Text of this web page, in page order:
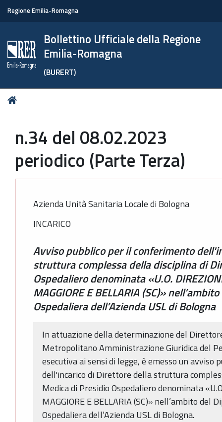
Regione Emilia-Romagna
Bollettino Ufficiale della Regione
Emilia-Romagna
(BURERT)
Tu
n.34 del 08.02.2023
periodico (Parte Terza)
Azienda Unità Sanitaria Locale di Bologna
INCARICO
Avviso pubblico per il conferimento
struttura complessa della disciplina di
Ospedaliero denominata «U.O.
MAGGIORE E BELLARIA (SC)»
Ospedaliera dell’Azienda USL di Bologna
In attuazione della determinazione del
Metropolitano Amministrazione Giuridica del
esecutiva ai sensi di legge, è emesso un
dell'incarico di Direttore della struttura
Medica di Presidio Ospedaliero denominata
MAGGIORE E BELLARIA (SC)» nell’ambito del
Ospedaliera dell’Azienda USL di Bologna.